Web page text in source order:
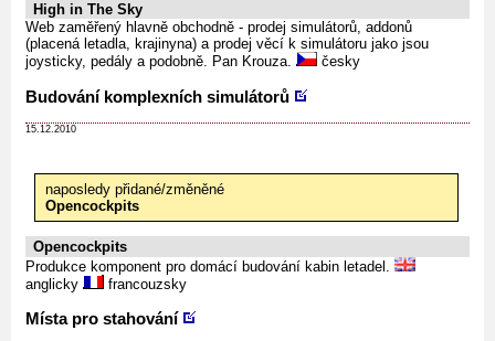
High in The Sky
Web zaměřený hlavně obchodně - prodej simulátorů, addonů
(placená letadla, krajinyna) a prodej věcí k simulátoru jako jsou
joysticky, pedály a podobně. Pan Krouza.
česky
Budování komplexních simulátorů
15.12.2010
naposledy přidané/změněné
Opencockpits
Opencockpits
Produkce komponent pro domácí budování kabin letadel.
anglicky
francouzsky
Místa pro stahování